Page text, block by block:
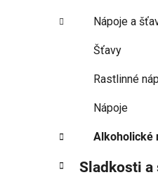
Nápoje a
Šťavy
Rastlinné
Nápoje
Alkoholické
Sladkosti a